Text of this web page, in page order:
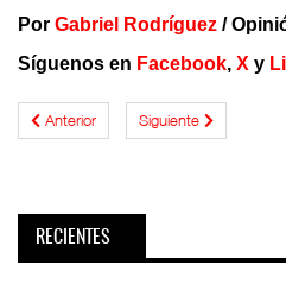
Por Gabriel Rodríguez /
Síguenos en Facebook, X y
Anterior Siguiente
RECIENTES